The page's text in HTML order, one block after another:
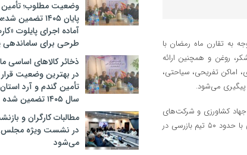
به تقارن ماه رمضان با
روغن و همچنین ارائه
اماکن تفریحی، سیاحتی،
پیگیری می‌شود.
جهاد کشاورزی و شرکت‌های
تابعه آن است، افزود: اداره‌کل صمت در حوزه نظارت ماه رمضان و تعطیلات نوروز سال جاری با حدود ۵۰ تیم بازرسی در
وضعیت مطلوب؛ تأمین
پایان ۱۴۰۵ تضمین
آماده اجرای پایلوت
طرحی برای ساماندهی
ذخائر کالاهای اساسی
در بهترین وضعیت
تأمین گندم و آرد استان
سال ۱۴۰۵ تضمین شده است
مطالبات کارگران و
در نشست ویژه مجلس
می‌شود